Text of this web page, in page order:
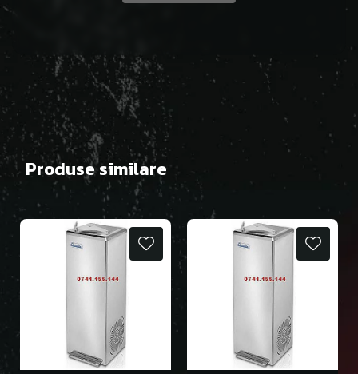
Produse similare